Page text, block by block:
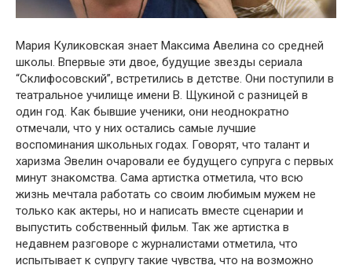
Мария Куликовская знает Максима Авелина со средней
школы. Впервые эти двое, будущие звезды сериала
“Склифосовский”, встретились в детстве. Они поступили в
театральное училище имени В. Щукиной с разницей в
один год. Как бывшие ученики, они неоднократно
отмечали, что у них остались самые лучшие
воспоминания школьных годах. Говорят, что талант и
харизма Эвелин очаровали ее будущего супруга с первых
минут знакомства. Сама артистка отметила, что всю
жизнь мечтала работать со своим любимым мужем не
только как актеры, но и написать вместе сценарии и
выпустить собственный фильм. Так же артистка в
недавнем разговоре с журналистами отметила, что
испытывает к супругу такие чувства, что на возможно